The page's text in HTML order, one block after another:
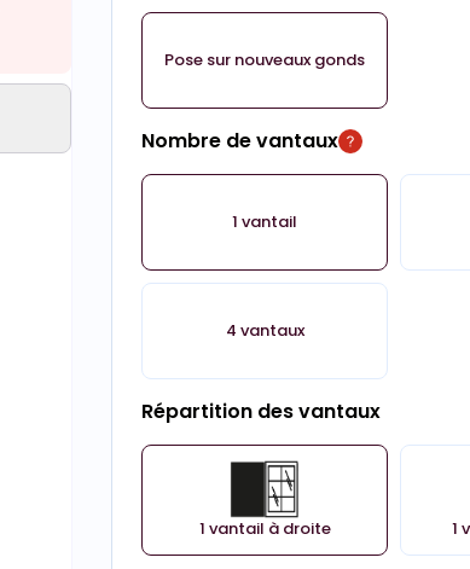
Pose sur nouveaux gonds
Nombre de vantaux
1 vantail
4 vantaux
Répartition des vantaux
1 vantail à droite 1